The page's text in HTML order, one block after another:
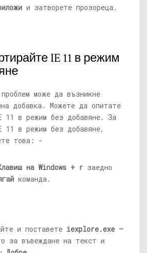
и затворете прозореца.
IE 11 в режим
може да възникне
добавка. Можете да опитате
11 в режим без добавяне. За
11 в режим без добавяне,
това: -
на Windows + r заедно
команда.
и поставете iexplore.exe –
за въвеждане на текст и